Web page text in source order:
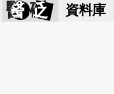
醫 砭 資料庫